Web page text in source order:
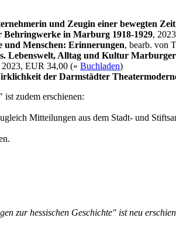
und Zeugin einer bewegten Zeit
Behringwerke in Marburg 1918-1929,
und Menschen: Erinnerungen, bearb. von
Lebenswelt, Alltag und Kultur
2023, EUR 34,00 (» Buchladen)
der Darmstädter
zudem erschienen:
Mitteilungen aus dem Stadt- und
zur hessischen Geschichte" ist neu